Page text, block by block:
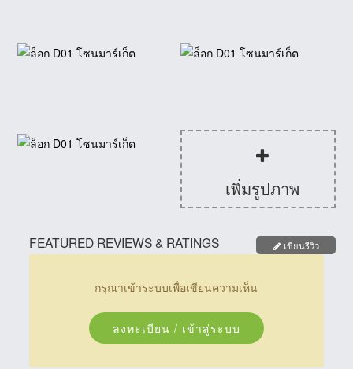
เพิ่มรูปภาพ
FEATURED REVIEWS & RATINGS เขียนรีวิว
กรุณาเข้าระบบเพื่อเขียนความเห็น
ลงทะเบียน / เข้าสู่ระบบ